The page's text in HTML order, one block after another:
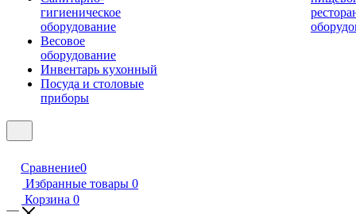
гигиеническое
оборудование
Весовое
оборудование
Инвентарь кухонный
Посуда и столовые
приборы
Сравнение0
Избранные товары 0
Корзина 0